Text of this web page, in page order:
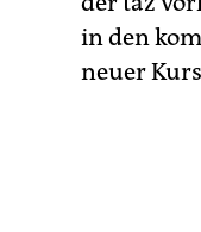
in den
neuer